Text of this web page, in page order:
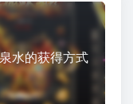
水的获得方式